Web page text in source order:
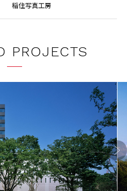
稲住写真工房
PROJECTS
Next